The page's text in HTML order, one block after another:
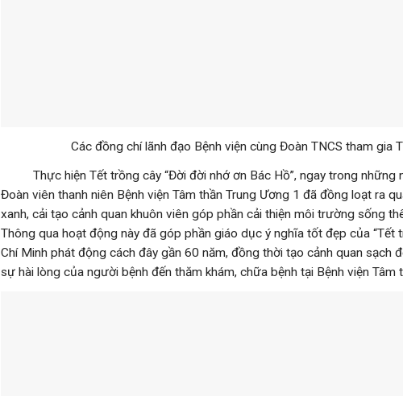
Các đồng chí lãnh đạo Bệnh viện cùng Đoàn TNCS tham gia
Thực hiện Tết trồng cây “Đời đời nhớ ơn Bác Hồ”, ngay trong những
Đoàn viên thanh niên Bệnh viện Tâm thần Trung Ương 1 đã đồng loạt ra
xanh, cải tạo cảnh quan khuôn viên góp phần cải thiện môi trường sống
Thông qua hoạt động này đã góp phần giáo dục ý nghĩa tốt đẹp của “Tết
Chí Minh phát động cách đây gần 60 năm, đồng thời tạo cảnh quan sạch
sự hài lòng của người bệnh đến thăm khám, chữa bệnh tại Bệnh viện Tâm